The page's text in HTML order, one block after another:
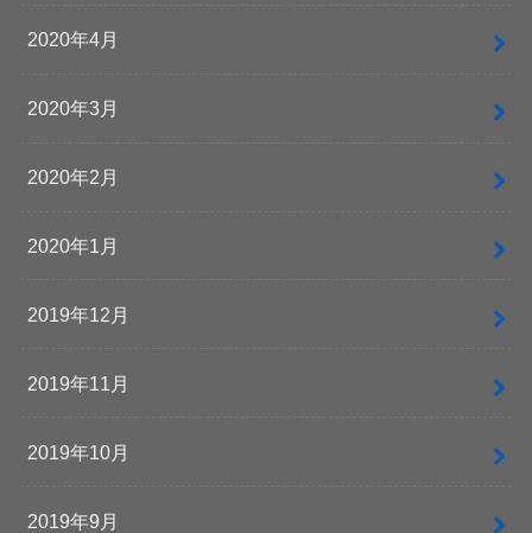
2020年4月
2020年3月
2020年2月
2020年1月
2019年12月
2019年11月
2019年10月
2019年9月